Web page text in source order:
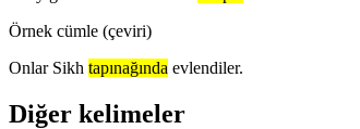
Örnek cümle (çeviri)
Onlar Sikh tapınağında evlendiler.
Diğer kelimeler